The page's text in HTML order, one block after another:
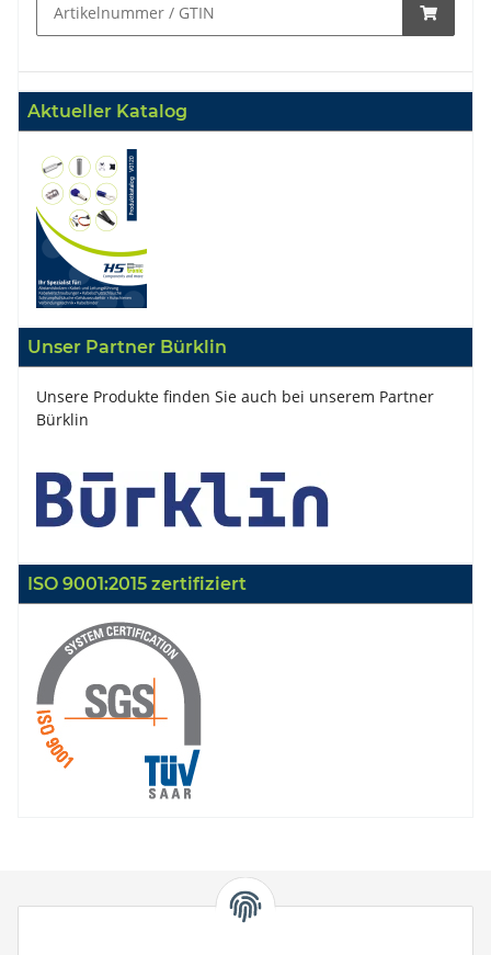
Aktueller Katalog
Unser Partner Bürklin
Unsere Produkte finden Sie auch bei unserem Partner
Bürklin
ISO 9001:2015 zertifiziert